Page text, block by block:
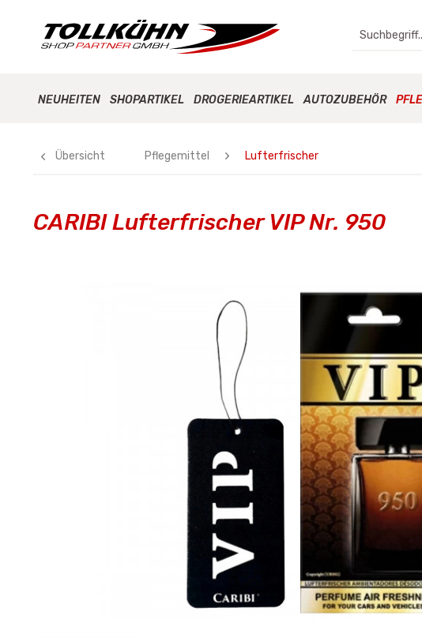
NEUHEITEN SHOPARTIKEL DROGERIEARTIKEL AUTOZUBEHÖR
Übersicht Pflegemittel Lufterfrischer
CARIBI Lufterfrischer VIP Nr. 950